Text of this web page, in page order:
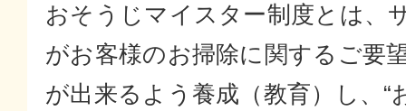
おそうじマイスター制度とは、
がお客様のお掃除に関するご要
が出来るよう養成（教育）し、